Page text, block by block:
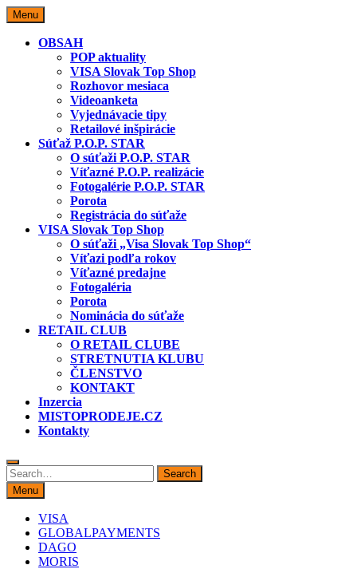
Skip
to
content
Menu
OBSAH
POP aktuality
VISA Slovak Top Shop
Rozhovor mesiaca
Videoanketa
Vyjednávacie tipy
Retailové inšpirácie
Súťaž P.O.P. STAR
O súťaži P.O.P. STAR
Víťazné P.O.P. realizácie
Fotogalérie P.O.P. STAR
Porota
Registrácia do súťaže
VISA Slovak Top Shop
O súťaži „Visa Slovak Top Shop“
Víťazi podľa rokov
Víťazné predajne
Fotogaléria
Porota
Nominácia do súťaže
RETAIL CLUB
O RETAIL CLUBE
STRETNUTIA KLUBU
ČLENSTVO
KONTAKT
Inzercia
MISTOPRODEJE.CZ
Kontakty
Search
for:
Search
Menu
VISA
GLOBALPAYMENTS
DAGO
MORIS